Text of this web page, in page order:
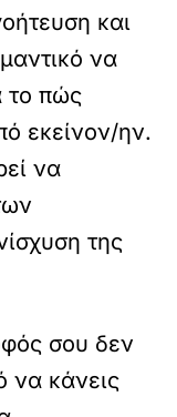
και
να
το πώς
εκείνον/ην.
να
της
σου δεν
να κάνεις